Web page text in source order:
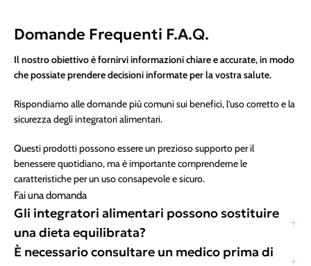
Domande Frequenti F.A.Q.
Il nostro obiettivo è fornirvi informazioni chiare e accurate, in modo
che possiate prendere decisioni informate per la vostra salute.
Rispondiamo alle domande più comuni sui benefici, l’uso corretto e la
sicurezza degli integratori alimentari.
Questi prodotti possono essere un prezioso supporto per il
benessere quotidiano, ma è importante comprenderne le
caratteristiche per un uso consapevole e sicuro.
Fai una domanda
Gli integratori alimentari possono sostituire
una dieta equilibrata?
È necessario consultare un medico prima di